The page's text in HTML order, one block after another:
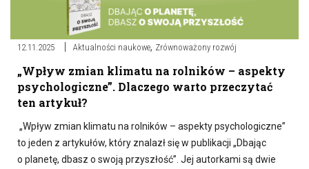
12.11.2025 Aktualności naukowe, Zrównoważony rozwój
„Wpływ zmian klimatu na rolników – aspekty
psychologiczne”. Dlaczego warto przeczytać
ten artykuł?
„Wpływ zmian klimatu na rolników – aspekty psychologiczne”
to jeden z artykułów, który znalazł się w publikacji „Dbając
o planetę, dbasz o swoją przyszłość”. Jej autorkami są dwie